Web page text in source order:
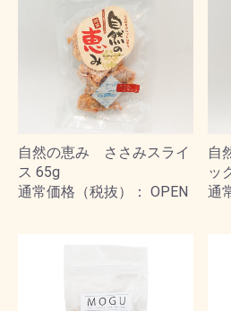
自然の恵み ささみスライ
ス 65g
通常価格（税抜）： OPEN
自
ッ
通